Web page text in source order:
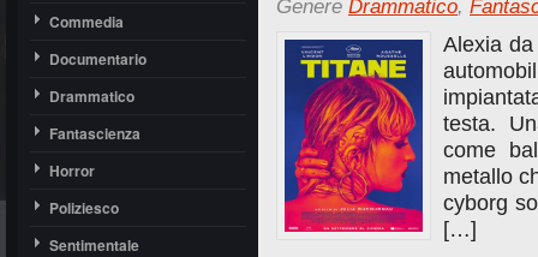
Commedia
Documentario
Drammatico
Fantascienza
Horror
Poliziesco
Sentimentale
Genere Drammatico,
Alexia
testa.
come
metallo
cyborg
[…]